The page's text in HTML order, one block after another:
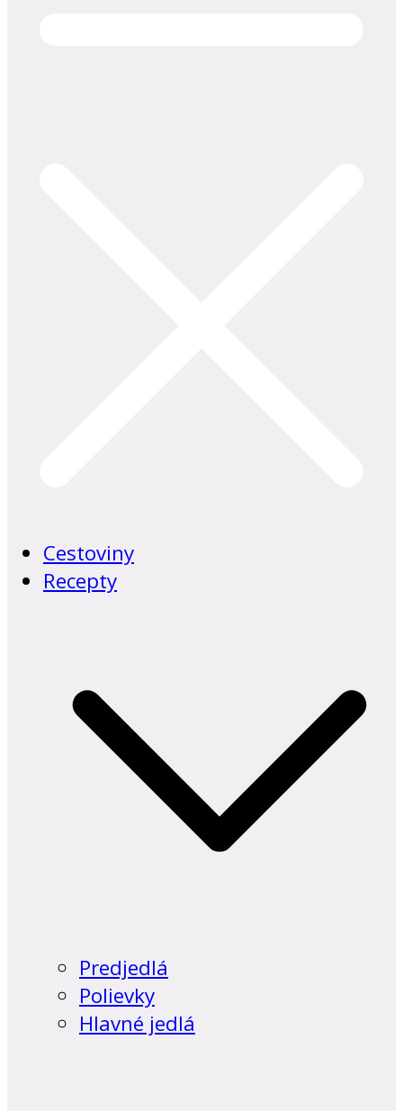
Cestoviny
Recepty
Predjedlá
Polievky
Hlavné jedlá